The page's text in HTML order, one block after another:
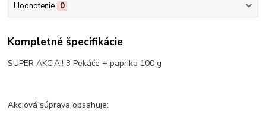
Hodnotenie 0
Kompletné špecifikácie
SUPER AKCIA!! 3 Pekáče + paprika 100 g
Akciová súprava obsahuje: